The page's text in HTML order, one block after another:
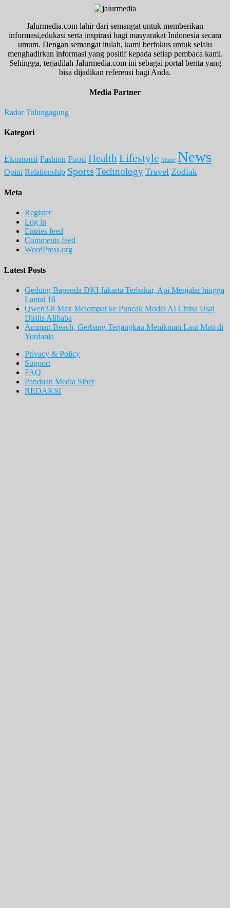
Jalurmedia.com lahir dari semangat untuk memberikan
informasi,edukasi serta inspirasi bagi masyarakat Indonesia secara
umum. Dengan semangat itulah, kami berfokus untuk selalu
menghadirkan informasi yang positif kepada setiap pembaca kami.
Sehingga, terjadilah Jalurmedia.com ini sebagai portal berita yang
bisa dijadikan referensi bagi Anda.
Media Partner
Radar Tulungagung
Kategori
Ekonomi Fashion Food Health Lifestyle Music News
Opini Relationship Sports Technology Travel Zodiak
Meta
Register
Log in
Entries feed
Comments feed
WordPress.org
Latest Posts
Gedung Bapenda DKI Jakarta Terbakar, Api Menjalar hingga
Lantai 16
Qwen3.8 Max Melompat ke Puncak Model AI China Usai
Dirilis Alibaba
Amman Beach, Gerbang Terjangkau Menikmati Laut Mati di
Yordania
Privacy & Policy
Support
FAQ
Panduan Media Siber
REDAKSI